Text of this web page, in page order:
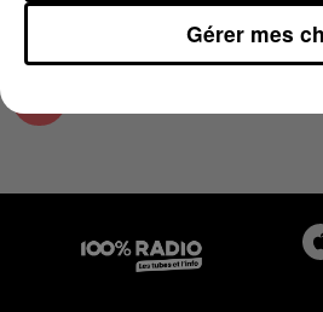
Gérer mes